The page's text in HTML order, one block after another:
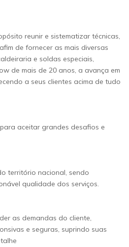
reunir e sistematizar técnicas,
de fornecer as mais diversas
e soldas especiais,
de mais de 20 anos, a avança em
a seus clientes acima de tudo
aceitar grandes desafios e
território nacional, sendo
qualidade dos serviços.
as demandas do cliente,
e seguras, suprindo suas